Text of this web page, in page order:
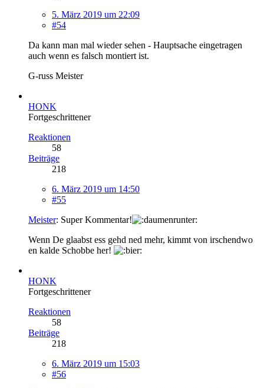
5. März 2019 um 22:09
#54
Da kann man mal wieder sehen - Hauptsache eingetragen
auch wenn es falsch montiert ist.
G-russ Meister
HONK
Fortgeschrittener
Reaktionen
58
Beiträge
218
6. März 2019 um 14:50
#55
Meister: Super Kommentar!
Wenn De glaabst ess gehd ned mehr, kimmt von irschendwo
en kalde Schobbe her!
HONK
Fortgeschrittener
Reaktionen
58
Beiträge
218
6. März 2019 um 15:03
#56